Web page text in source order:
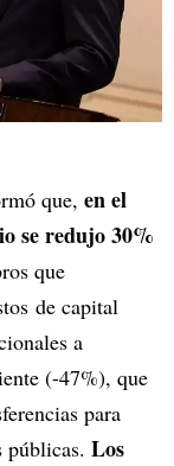
que, en el
se redujo 30%
que
de capital
a
(-47%), que
para
públicas. Los